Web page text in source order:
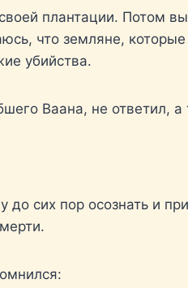
плантации. Потом
что земляне,
убийства.
Ваана, не ответил,
сих пор осознать и